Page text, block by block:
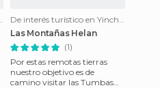
Yinchuan
De interés turístico en Yinchuan
Las Montañas Helan
(1)
Por estas remotas tierras
nuestro objetivo es de
camino visitar las Tumbas